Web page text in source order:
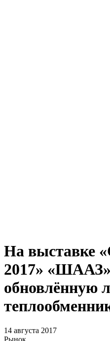
На выставке
2017» «ШААЗ»
обновлённую
14 августа 2017
Рынок